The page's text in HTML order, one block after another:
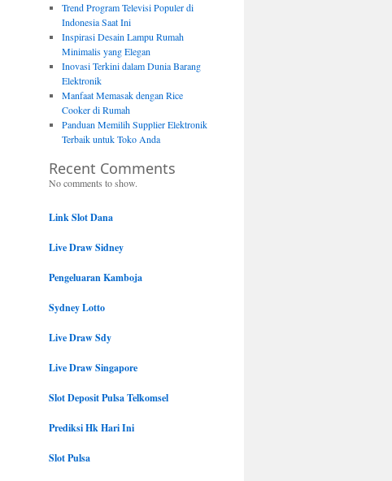
Trend Program Televisi Populer di
Indonesia Saat Ini
Inspirasi Desain Lampu Rumah
Minimalis yang Elegan
Inovasi Terkini dalam Dunia Barang
Elektronik
Manfaat Memasak dengan Rice
Cooker di Rumah
Panduan Memilih Supplier Elektronik
Terbaik untuk Toko Anda
Recent Comments
No comments to show.
Link Slot Dana
Live Draw Sidney
Pengeluaran Kamboja
Sydney Lotto
Live Draw Sdy
Live Draw Singapore
Slot Deposit Pulsa Telkomsel
Prediksi Hk Hari Ini
Slot Pulsa